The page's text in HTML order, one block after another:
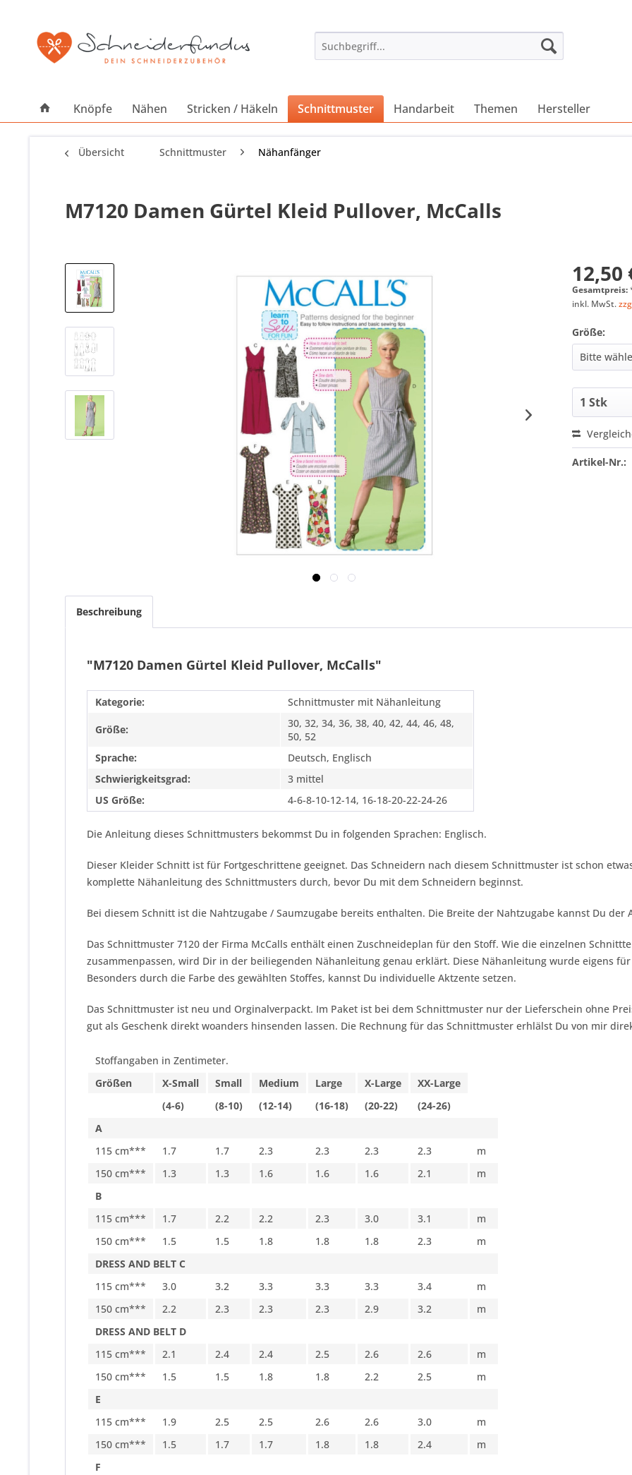
Knöpfe Nähen Stricken / Häkeln Schnittmuster Handarbeit Themen Hersteller
Übersicht Schnittmuster Nähanfänger
M7120 Damen Gürtel Kleid Pullover, McCalls
12,50
Gesamtpreis:
inkl. MwSt.
Größe:
Artikel-Nr.:
Beschreibung
"M7120 Damen Gürtel Kleid Pullover, McCalls"
Kategorie: Schnittmuster mit Nähanleitung
Größe:
30, 32, 34, 36, 38, 40, 42, 44, 46, 48,
50, 52
Sprache:
Deutsch, Englisch
Schwierigkeitsgrad:
3 mittel
US Größe:
4-6-8-10-12-14, 16-18-20-22-24-26
Die Anleitung dieses Schnittmusters bekommst Du in folgenden Sprachen: Englisch.
Dieser Kleider Schnitt ist für Fortgeschrittene geeignet. Das Schneidern nach diesem Schnittmuster ist schon
komplette Nähanleitung des Schnittmusters durch, bevor Du mit dem Schneidern beginnst.
Bei diesem Schnitt ist die Nahtzugabe / Saumzugabe bereits enthalten. Die Breite der Nahtzugabe kannst Du der
Das Schnittmuster 7120 der Firma McCalls enthält einen Zuschneideplan für den Stoff. Wie die einzelnen
zusammenpassen, wird Dir in der beiliegenden Nähanleitung genau erklärt. Diese Nähanleitung wurde eigens
Besonders durch die Farbe des gewählten Stoffes, kannst Du individuelle Aktzente setzen.
Das Schnittmuster ist neu und Orginalverpackt. Im Paket ist bei dem Schnittmuster nur der Lieferschein ohne
gut als Geschenk direkt woanders hinsenden lassen. Die Rechnung für das Schnittmuster erhlälst Du von mir
Stoffangaben in Zentimeter.
Größen
X-Small Small Medium Large X-Large
XX-Large
(4-6)
(8-10) (12-14) (16-18) (20-22)
(24-26)
A
115 cm***
1.7 1.7 2.3 2.3 2.3 2.3
m
150 cm***
1.3 1.3 1.6 1.6 1.6 2.1
m
B
115 cm***
1.7 2.2 2.2 2.3 3.0 3.1
m
150 cm***
1.5 1.5 1.8 1.8 1.8 2.3
m
DRESS AND BELT C
115 cm***
3.0 3.2 3.3 3.3 3.3 3.4
m
150 cm***
2.2 2.3 2.3 2.3 2.9 3.2
m
DRESS AND BELT D
115 cm***
2.1 2.4 2.4 2.5 2.6 2.6
m
150 cm***
1.5 1.5 1.8 1.8 2.2 2.5
m
E
115 cm***
1.9 2.5 2.5 2.6 2.6 3.0
m
150 cm***
1.5 1.7 1.7 1.8 1.8 2.4
m
F